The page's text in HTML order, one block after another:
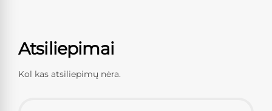
Atsiliepimai
Kol kas atsiliepimų nėra.